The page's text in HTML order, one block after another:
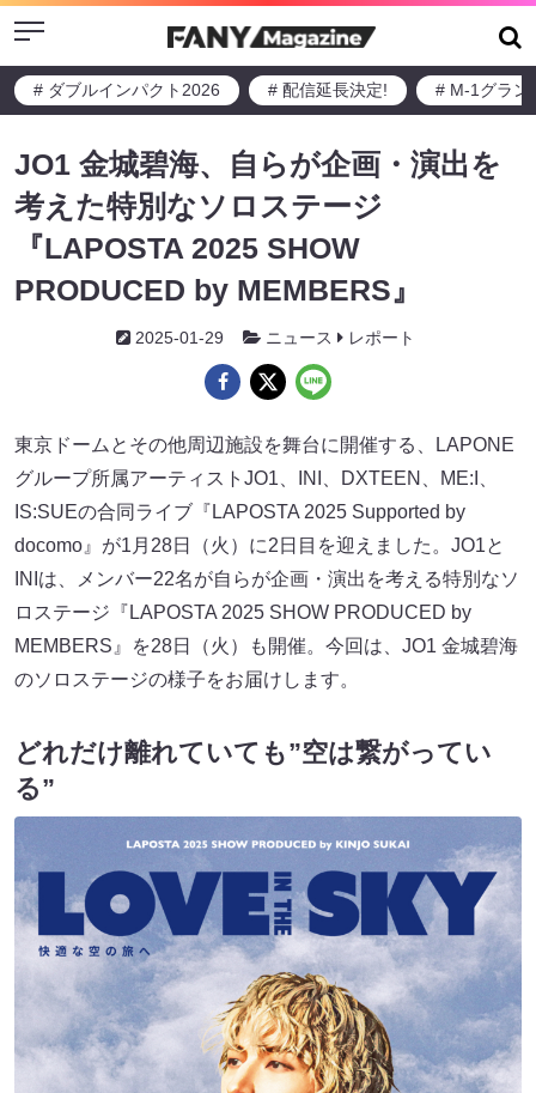
Menu
# ダブルインパクト2026 # 配信延長決定! # M-1グラン
JO1 金城碧海、自らが企画・演出を
考えた特別なソロステージ
『LAPOSTA 2025 SHOW
PRODUCED by MEMBERS』
2025-01-29 ニュース レポート
東京ドームとその他周辺施設を舞台に開催する、LAPONE
グループ所属アーティストJO1、INI、DXTEEN、ME:I、
IS:SUEの合同ライブ『LAPOSTA 2025 Supported by
docomo』が1月28日（火）に2日目を迎えました。JO1と
INIは、メンバー22名が自らが企画・演出を考える特別なソ
ロステージ『LAPOSTA 2025 SHOW PRODUCED by
MEMBERS』を28日（火）も開催。今回は、JO1 金城碧海
のソロステージの様子をお届けします。
どれだけ離れていても”空は繋がってい
る”